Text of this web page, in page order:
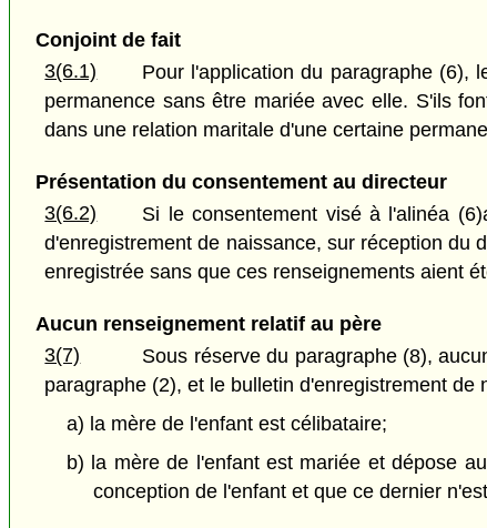
Conjoint de fait
3(6.1)
Pour l'application du paragraphe (6),
permanence sans être mariée avec elle. S'ils
dans une relation maritale d'une certaine
Présentation du consentement au directeur
3(6.2)
Si le consentement visé à l'alinéa
d'enregistrement de naissance, sur réception du
enregistrée sans que ces renseignements aient
Aucun renseignement relatif au père
3(7)
Sous réserve du paragraphe (8),
paragraphe (2), et le bulletin d'enregistrement
a) la mère de l'enfant est célibataire;
b) la mère de l'enfant est mariée et dépose
conception de l'enfant et que ce dernier